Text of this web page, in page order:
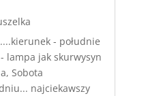
- południe
lampa jak skurwysyn
Sobota
najciekawszy